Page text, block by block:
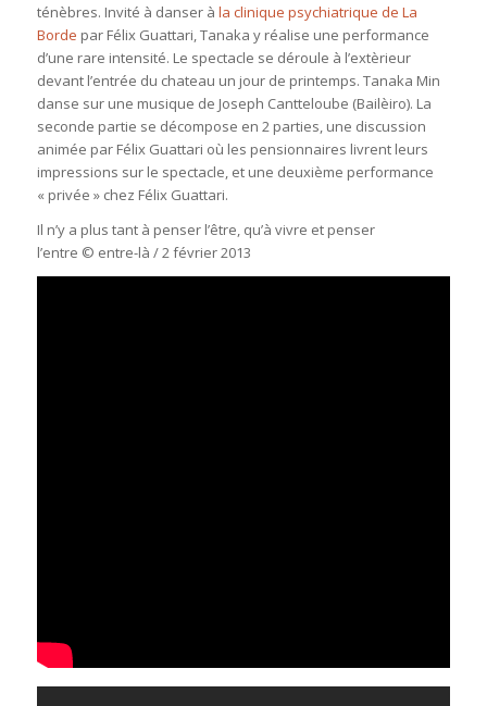
ténèbres. Invité à danser à la clinique psychiatrique de La
Borde par Félix Guattari, Tanaka y réalise une performance
d’une rare intensité. Le spectacle se déroule à l’extèrieur
devant l’entrée du chateau un jour de printemps. Tanaka Min
danse sur une musique de Joseph Cantteloube (Bailèiro). La
seconde partie se décompose en 2 parties, une discussion
animée par Félix Guattari où les pensionnaires livrent leurs
impressions sur le spectacle, et une deuxième performance
« privée » chez Félix Guattari.
Il n’y a plus tant à penser l’être, qu’à vivre et penser
l’entre © entre-là /2 février 2013